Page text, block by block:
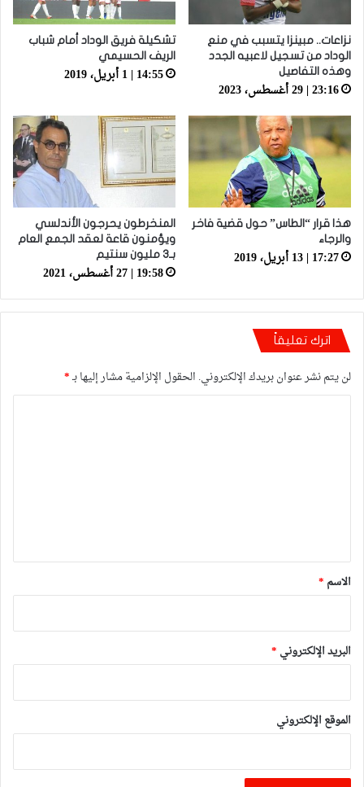
نزاعات.. مبينزا يتسبب في منع
الوداد من تسجيل لاعبيه الجدد
وهذه التفاصيل
23:16 | 29 أغسطس، 2023
تشكيلة فريق الوداد أمام شباب
الريف الحسيمي
14:55 | 1 أبريل، 2019
هذا قرار “الطاس” حول قضية فاخر
والرجاء
17:27 | 13 أبريل، 2019
المنخرطون يحرجون الأندلسي
ويؤمنون قاعة لعقد الجمع العام
بـ3 مليون سنتيم
19:58 | 27 أغسطس، 2021
اترك تعليقاً
لن يتم نشر عنوان بريدك الإلكتروني. الحقول الإلزامية مشار إليها بـ*
*
الاسم *
البريد الإلكتروني *
الموقع الإلكتروني